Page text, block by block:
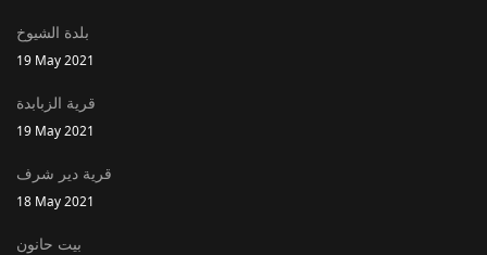
بلدة الشيوخ
19 May 2021
قرية الزبابدة
19 May 2021
قرية دير شرف
18 May 2021
بيت حانون